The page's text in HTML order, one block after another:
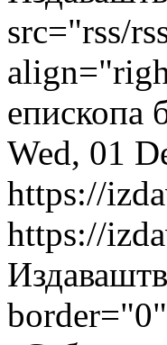
src="rss/
епископа
Wed, 01
https://
https://